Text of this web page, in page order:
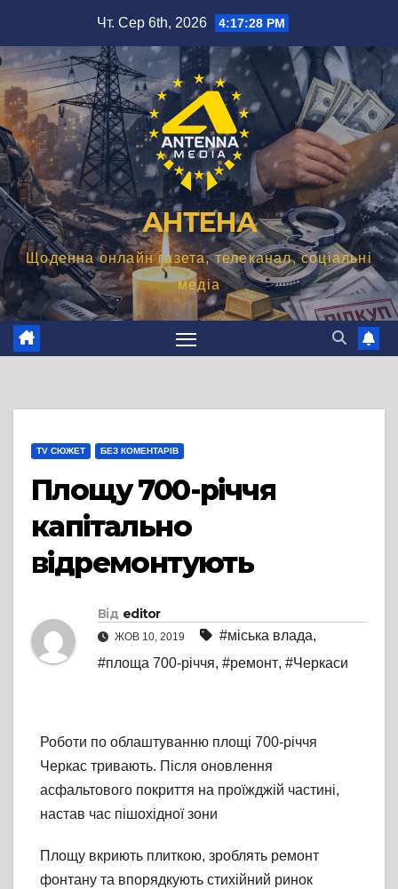
вмісту
Чт. Сер 6th, 2026 4:17:29 PM
АНТЕНА
Щоденна онлайн газета, телеканал, соціальні
медіа
TV СЮЖЕТ БЕЗ КОМЕНТАРІВ
Площу 700-річчя
капітально
відремонтують
Від editor
ЖОВ 10, 2019 #міська влада,
#площа 700-річчя, #ремонт, #Черкаси
Роботи по облаштуванню площі 700-річчя
Черкас тривають. Після оновлення
асфальтового покриття на проїжджій частині,
настав час пішохідної зони
Площу вкриють плиткою, зроблять ремонт
фонтану та впорядкують стихійний ринок